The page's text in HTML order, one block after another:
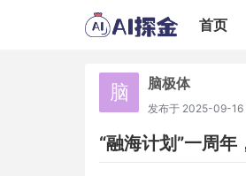
首页
脑 脑极体
发布于 2025-09-16
“融海计划”一周